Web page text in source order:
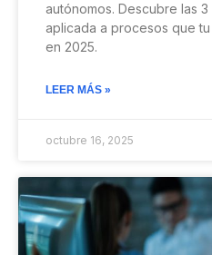
autónomos. Descubre las
aplicada a procesos que
en 2025.
LEER MÁS »
octubre 16, 2025